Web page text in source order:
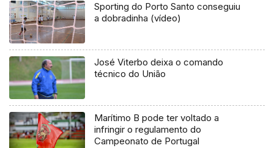
Sporting do Porto Santo conseguiu
a dobradinha (vídeo)
José Viterbo deixa o comando
técnico do União
Marítimo B pode ter voltado a
infringir o regulamento do
Campeonato de Portugal